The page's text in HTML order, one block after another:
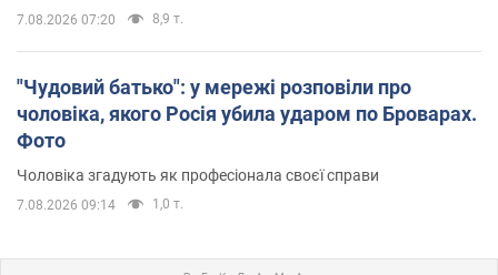
7.08.2026 07:20 8,9 т.
"Чудовий батько": у мережі розповіли про
чоловіка, якого Росія убила ударом по Броварах.
Фото
Чоловіка згадують як професіонала своєї справи
7.08.2026 09:14 1,0 т.